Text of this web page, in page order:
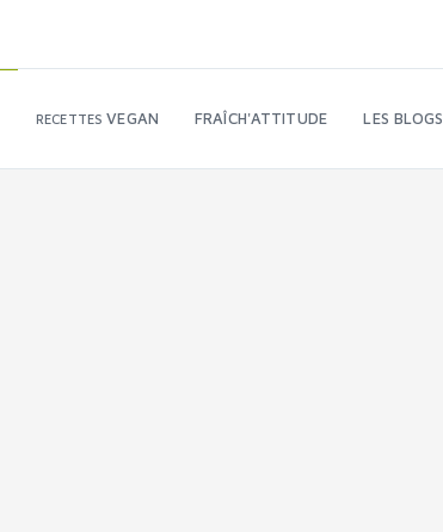
RECETTESVEGAN FRAÎCH'ATTITUDE LES BLOGS